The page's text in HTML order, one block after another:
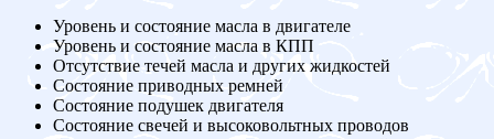
Уровень и состояние масла в двигателе
Уровень и состояние масла в КПП
Отсутствие течей масла и других жидкостей
Состояние приводных ремней
Состояние подушек двигателя
Состояние свечей и высоковольтных проводов